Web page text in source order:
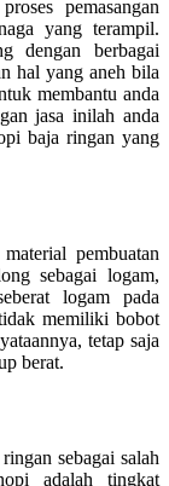
pemasangan
yang terampil.
dengan berbagai
hal yang aneh bila
membantu anda
jasa inilah anda
baja ringan yang
pembuatan
sebagai logam,
logam pada
memiliki bobot
tetap saja
berat.
sebagai salah
adalah tingkat